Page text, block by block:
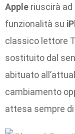
Apple riuscirà
funzionalità su
classico lettore
sostituito dal
abituato
cambiamento
attesa sempre